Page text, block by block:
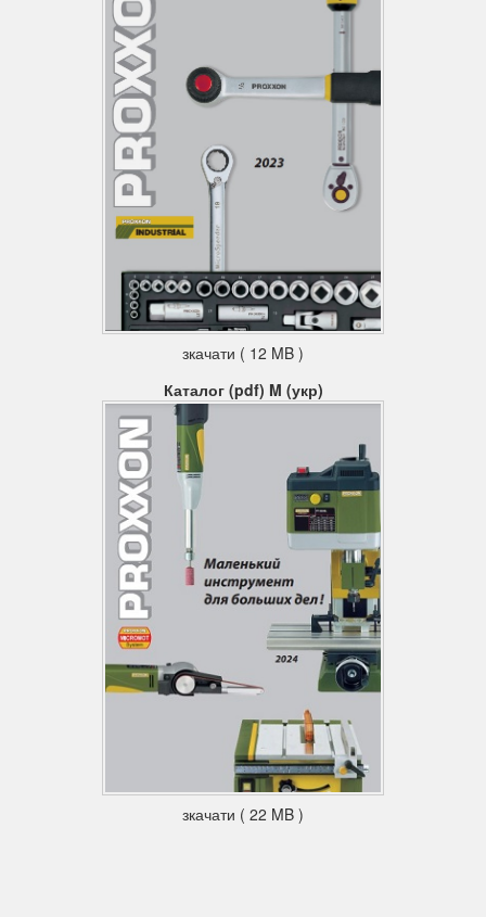
зкачати ( 12 MB )
Каталог (pdf) M (укр)
зкачати ( 22 MB )